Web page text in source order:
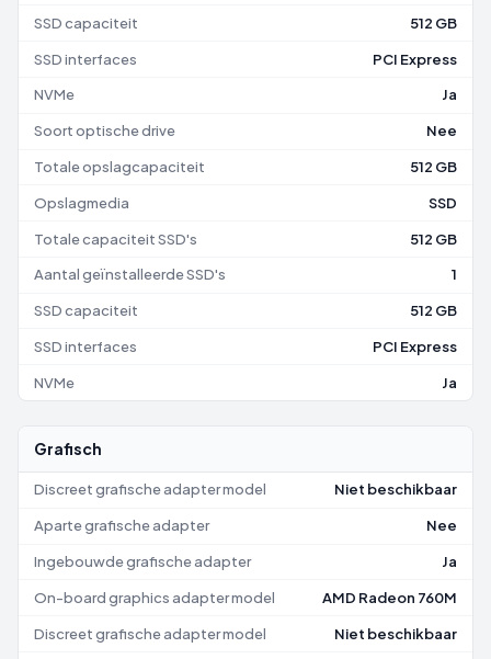
SSD capaciteit 512 GB
SSD interfaces PCI Express
NVMe Ja
Soort optische drive Nee
Totale opslagcapaciteit 512 GB
Opslagmedia SSD
Totale capaciteit SSD's 512 GB
Aantal geïnstalleerde SSD's 1
SSD capaciteit 512 GB
SSD interfaces PCI Express
NVMe Ja
Grafisch
Discreet grafische adapter model Niet beschikbaar
Aparte grafische adapter Nee
Ingebouwde grafische adapter Ja
On-board graphics adapter model AMD Radeon 760M
Discreet grafische adapter model Niet beschikbaar